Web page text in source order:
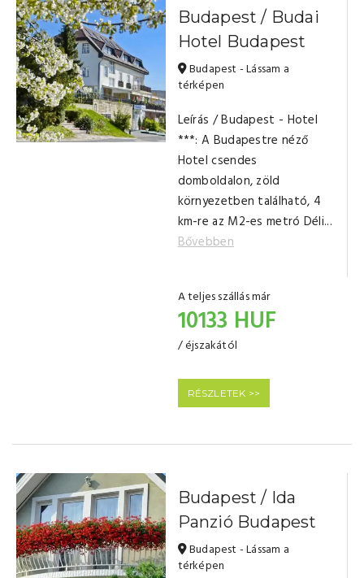
Budapest / Budai
Hotel Budapest
Budapest - Lássam a
térképen
Leírás / Budapest - Hotel
***: A Budapestre néző
Hotel csendes
domboldalon, zöld
környezetben található, 4
km-re az M2-es metró Déli...
Bővebben
A teljes szállás már
10133 HUF
/ éjszakától
RÉSZLETEK >>
Budapest / Ida
Panzió Budapest
Budapest - Lássam a
térképen